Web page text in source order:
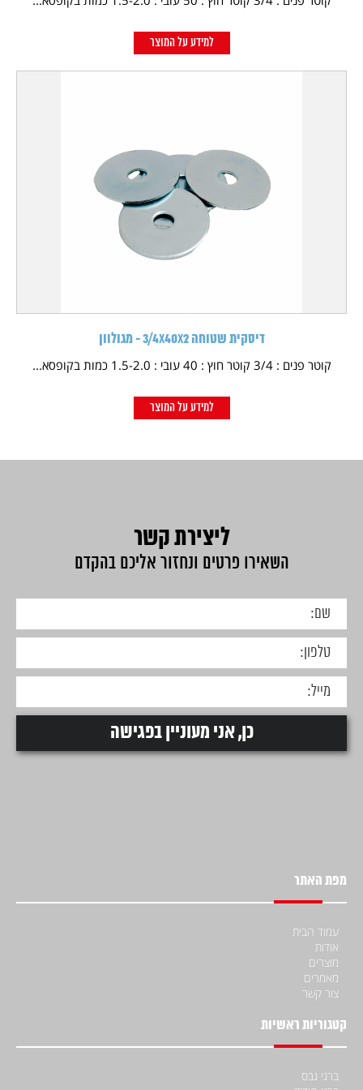
למידע על המוצר
דיסקית שטוחה 3/4X40X2 - מגולוון
קוטר פנים : 3/4 קוטר חוץ : 40 עובי : 1.5-2.0 כמות בקופסא...
למידע על המוצר
ליצירת קשר
השאירו פרטים ונחזור אליכם בהקדם
מפת האתר
עמוד הבית
אודות
מוצרים
מאמרים
צור קשר
קטגוריות ראשיות
ברגי גבס